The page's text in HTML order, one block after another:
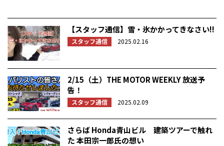
【スタッフ通信】雪・氷かかってきなさい!!
スタッフ通信 2025.02.16
2/15（土）THE MOTOR WEEKLY 放送予
告！
スタッフ通信 2025.02.09
さらば Honda青山ビル 建築ツアーで触れ
た 本田宗一郎氏の想い